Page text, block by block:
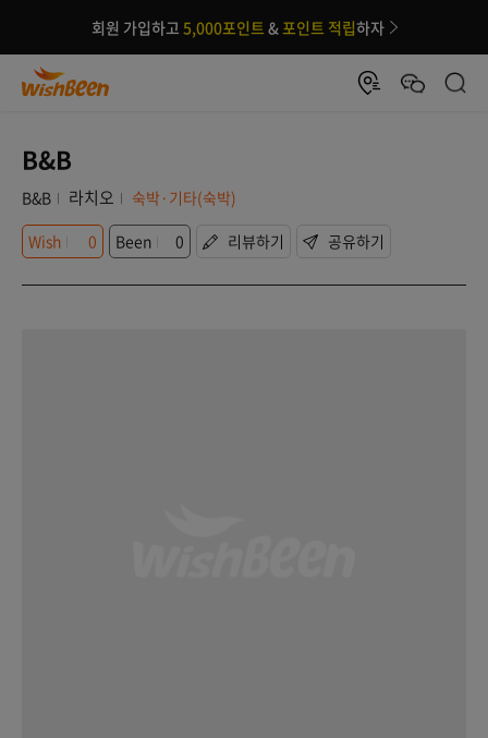
회원 가입하고 5,000포인트 &포인트 적립하자
B&B
B&B 라치오
숙박·기타(숙박)
Wish
0 Been 0 리뷰하기 공유하기